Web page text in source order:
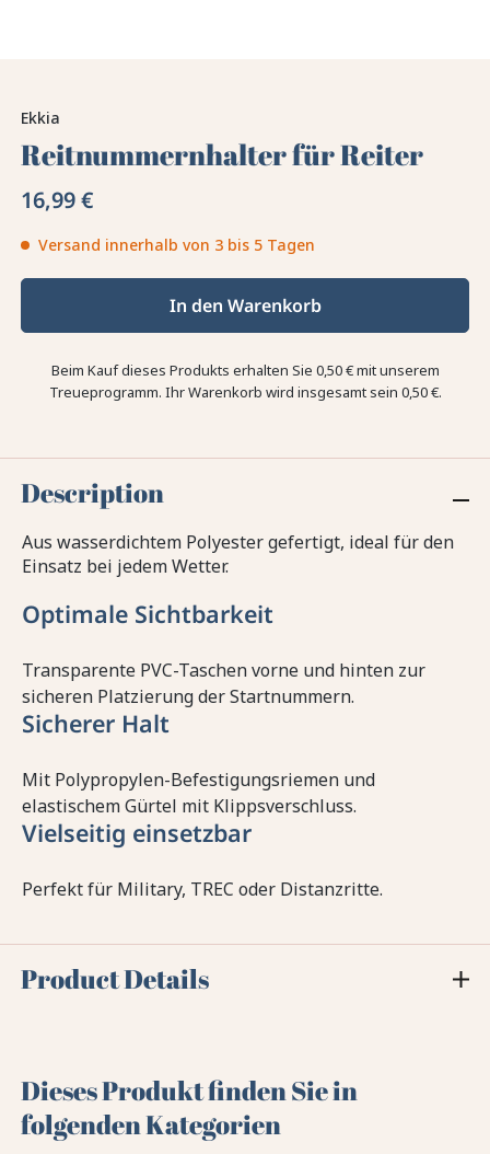
Ekkia
Reitnummernhalter für Reiter
16,99 €
Versand innerhalb von 3 bis 5 Tagen
In den Warenkorb
Beim Kauf dieses Produkts erhalten Sie 0,50 €mit unserem
Treueprogramm. Ihr Warenkorb wird insgesamt sein 0,50 €.
Description
Aus wasserdichtem Polyester gefertigt, ideal für den
Einsatz bei jedem Wetter.
Optimale Sichtbarkeit
Transparente PVC-Taschen vorne und hinten zur
sicheren Platzierung der Startnummern.
Sicherer Halt
Mit Polypropylen-Befestigungsriemen und
elastischem Gürtel mit Klippsverschluss.
Vielseitig einsetzbar
Perfekt für Military, TREC oder Distanzritte.
Product Details
Dieses Produkt finden Sie in
folgenden Kategorien